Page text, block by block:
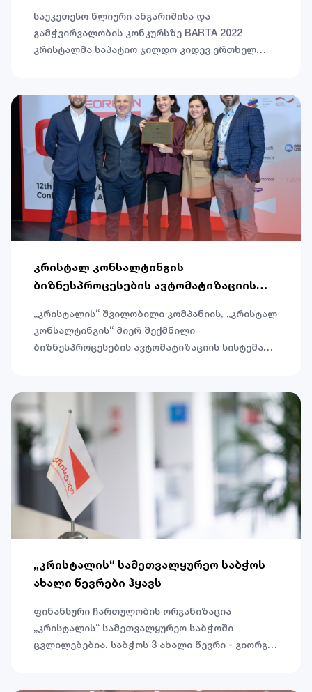
საუკეთესო წლიური ანგარიშისა და
გამჭვირვალობის კონკურსზე BARTA 2022
კრისტალმა საპატიო ჯილდო კიდევ ერთხელ
კრისტალ კონსალტინგის
ბიზნესპროცესების ავტომატიზაციის
„კრისტალის“ შვილობილი კომპანიის, „კრისტალ
კონსალტინგის“ მიერ შექმნილი
ბიზნესპროცესების ავტომატიზაციის სისტემა
გამარჯვებულია. სისტემა წლის საუკეთესო
კომპლექსურ ბიზნესგადაწყვეტილებად
დასახელდა.
„კრისტალის“ სამეთვალყურეო საბჭოს
ახალი წევრები ჰყავს
ფინანსური ჩართულობის ორგანიზაცია
„კრისტალის“ სამეთვალყურეო საბჭოში
ცვლილებებია. საბჭოს 3 ახალი წევრი - გიორგი